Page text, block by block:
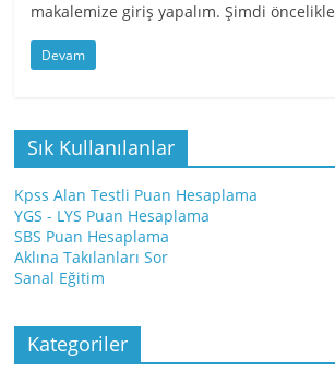
makalemize giriş yapalım. Şimdi öncelikle
Devam
Sık Kullanılanlar
Kpss Alan Testli Puan Hesaplama
YGS - LYS Puan Hesaplama
SBS Puan Hesaplama
Aklına Takılanları Sor
Sanal Eğitim
Kategoriler